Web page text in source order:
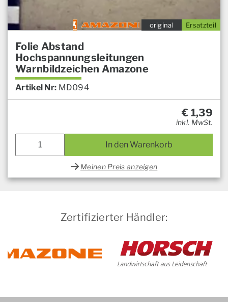
Ersatzteil
original
Folie Abstand
Hochspannungsleitungen
Warnbildzeichen Amazone
Artikel Nr: MD094
€ 1,39
inkl. MwSt.
In den Warenkorb
Meinen Preis anzeigen
Zertifizierter Händler: